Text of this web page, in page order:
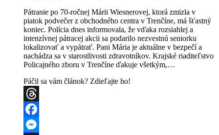
Pátranie po 70-ročnej Márii Wiesnerovej, ktorá zmizla v
piatok podvečer z obchodného centra v Trenčíne, má šťastný
koniec. Polícia dnes informovala, že vďaka rozsiahlej a
intenzívnej pátracej akcii sa podarilo nezvestnú seniorku
lokalizovať a vypátrať. Pani Mária je aktuálne v bezpečí a
nachádza sa v starostlivosti zdravotníkov. Krajské riaditeľstvo
Policajného zboru v Trenčíne ďakuje všetkým,…
Páčil sa vám článok? Zdieľajte ho!
Threads
Facebook